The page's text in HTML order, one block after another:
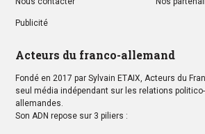
Publicité
Acteurs du franco-allemand
Fondé en 2017 par Sylvain ETAIX, Acteurs du
seul média indépendant sur les relations
allemandes.
Son ADN repose sur 3 piliers :